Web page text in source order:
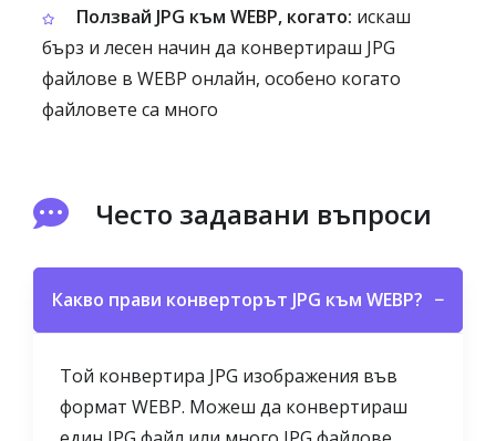
Ползвай JPG към WEBP, когато: искаш
бърз и лесен начин да конвертираш JPG
файлове в WEBP онлайн, особено когато
файловете са много
Често задавани въпроси
Какво прави конверторът JPG към WEBP? −
Той конвертира JPG изображения във
формат WEBP. Можеш да конвертираш